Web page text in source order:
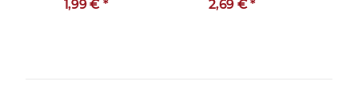
26cm x 30cm
1,99 € *
Malerbügel 18cm
2,69 €*